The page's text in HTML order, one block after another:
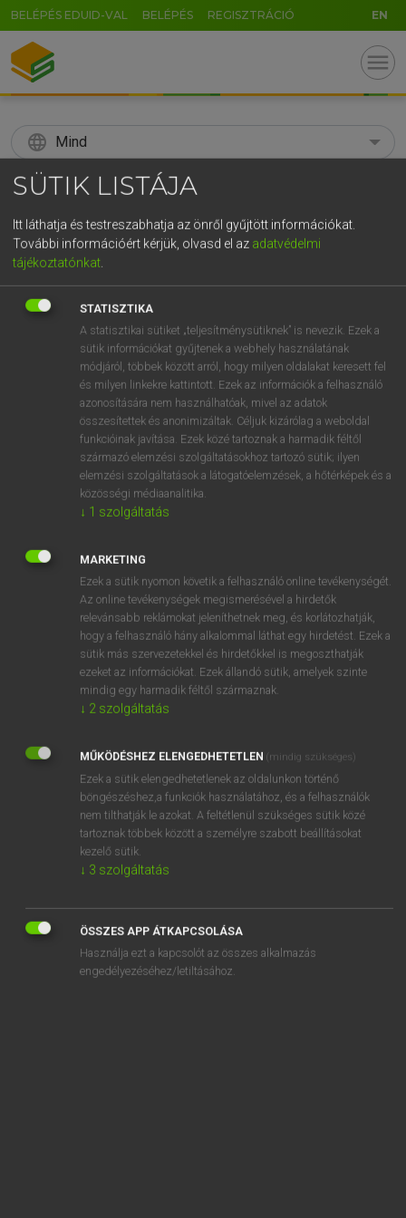
BELÉPÉS EDUID-VAL BELÉPÉS REGISZTRÁCIÓ EN
menu
language Mind
search
KERESÉS
Díjmentes angol szótár
fn szójababsajt
tofu
⚲ bean curd keresése szótárainkban
DÍJMENTES ANGOL SZÓTÁR
beamy
bean counter
bean curd
bean goose
MICROSOFT OFFICE BŐVÍTMÉNY
BEÉPÜLŐ SZÓTÁRMODUL
ONLINE NYELVVIZSGA
SÜTIK LISTÁJA
Itt láthatja és testreszabhatja az önről gyűjtött információkat.
További információért kérjük, olvasd el az adatvédelmi
tájékoztatónkat
STATISZTIKA
A statisztikai sütiket „teljesítménysütiknek” is nevezik. Ezek a
sütik információkat gyűjtenek a webhely használatának
módjáról, többek között arról, hogy milyen oldalakat keresett fel
és milyen linkekre kattintott. Ezek az információk a felhasználó
azonosítására nem használhatóak, mivel az adatok
összesítettek és anonimizáltak. Céljuk kizárólag a weboldal
funkcióinak javítása. Ezek közé tartoznak a harmadik féltől
származó elemzési szolgáltatásokhoz tartozó sütik; ilyen
elemzési szolgáltatások a látogatóelemzések, a hőtérképek és a
közösségi médiaanalitika.
↓ 1 szolgáltatás
MARKETING
Ezek a sütik nyomon követik a felhasználó online tevékenységét.
Az online tevékenységek megismerésével a hirdetők
relevánsabb reklámokat jeleníthetnek meg, és korlátozhatják,
hogy a felhasználó hány alkalommal láthat egy hirdetést. Ezek a
sütik más szervezetekkel és hirdetőkkel is megoszthatják
ezeket az információkat. Ezek állandó sütik, amelyek szinte
mindig egy harmadik féltől származnak.
↓ 2 szolgáltatás
MŰKÖDÉSHEZ ELENGEDHETETLEN (mindig szükséges)
Ezek a sütik elengedhetetlenek az oldalunkon történő
böngészéshez,a funkciók használatához, és a felhasználók
nem tilthatják le azokat. A feltétlenül szükséges sütik közé
tartoznak többek között a személyre szabott beállításokat
kezelő sütik.
↓ 3 szolgáltatás
ÖSSZES APP ÁTKAPCSOLÁSA
Használja ezt a kapcsolót az összes alkalmazás
engedélyezéséhez/letiltásához.
GR
5 6 7 8 9 ö ü ó
r t z u i o p ő ú
k l ű
n m , . - AltGr